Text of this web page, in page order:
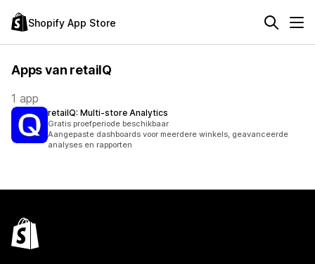
Shopify App Store
Apps van retailQ
1 app
retailQ: Multi‑store Analytics
Gratis proefperiode beschikbaar
Aangepaste dashboards voor meerdere winkels, geavanceerde
analyses en rapporten